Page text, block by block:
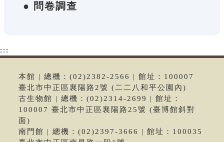
● 問卷調查
:::
本館 | 總機：(02)2382-2566 | 館址：100007
臺北市中正區襄陽路2號 (二二八和平公園內)
古生物館 | 總機：(02)2314-2699 | 館址：
100007 臺北市中正區襄陽路25號 (臺博館斜對
面)
南門館 | 總機：(02)2397-3666 | 館址：100035